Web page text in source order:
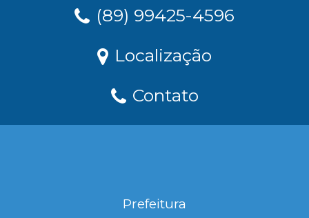
(89) 99425-4596
Localização
Contato
Prefeitura